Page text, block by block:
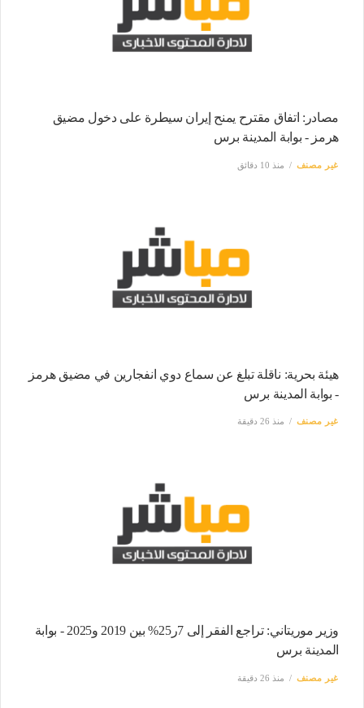
مصادر: اتفاق مقترح يمنح إيران سيطرة على دخول مضيق
هرمز - بوابة المدينة برس
غير مصنف منذ 10 دقائق
هيئة بحرية: ناقلة تبلغ عن سماع دوي انفجارين في مضيق هرمز
- بوابة المدينة برس
غير مصنف منذ 26 دقيقة
وزير موريتاني: تراجع الفقر إلى 7ر25% بين 2019 و2025 - بوابة
المدينة برس
غير مصنف منذ 26 دقيقة